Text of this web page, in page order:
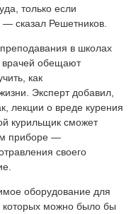
только если
— сказал Решетников.
в школах
врачей обещают
как
Эксперт добавил,
лекции о вреде курения
курильщик сможет
приборе —
своего
оборудование для
которых можно было бы